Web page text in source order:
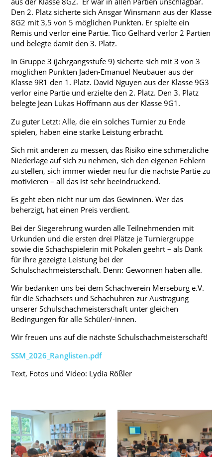
Den 2. Platz sicherte sich Ansgar Winsmann aus der Klasse
8G2 mit 3,5 von 5 möglichen Punkten. Er spielte ein
Remis und verlor eine Partie. Tico Gelhard verlor 2 Partien
und belegte damit den 3. Platz.
In Gruppe 3 (Jahrgangsstufe 9) sicherte sich mit 3 von 3
möglichen Punkten Jaden-Emanuel Neubauer aus der
Klasse 9R1 den 1. Platz. David Nguyen aus der Klasse 9G3
verlor eine Partie und erzielte den 2. Platz. Den 3. Platz
belegte Jean Lukas Hoffmann aus der Klasse 9G1.
Zu guter Letzt: Alle, die ein solches Turnier zu Ende
spielen, haben eine starke Leistung erbracht.
Sich mit anderen zu messen, das Risiko eine schmerzliche
Niederlage auf sich zu nehmen, sich den eigenen Fehlern
zu stellen, sich immer wieder neu für die nächste Partie zu
motivieren – all das ist sehr beeindruckend.
Es geht eben nicht nur um das Gewinnen. Wer das
beherzigt, hat einen Preis verdient.
Bei der Siegerehrung wurden alle Teilnehmenden mit
Urkunden und die ersten drei Plätze je Turniergruppe
sowie die Schachspielerin mit Pokalen geehrt – als Dank
für ihre gezeigte Leistung bei der
Schulschachmeisterschaft. Denn: Gewonnen haben alle.
Wir bedanken uns bei dem Schachverein Merseburg e.V.
für die Schachsets und Schachuhren zur Austragung
unserer Schulschachmeisterschaft unter gleichen
Bedingungen für alle Schüler/-innen.
Wir freuen uns auf die nächste Schulschachmeisterschaft!
SSM_2026_Ranglisten.pdf
Text, Fotos und Video: Lydia Rößler